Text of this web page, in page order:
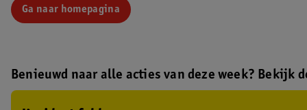
Ga naar homepagina
Benieuwd naar alle acties van deze week? Bekijk